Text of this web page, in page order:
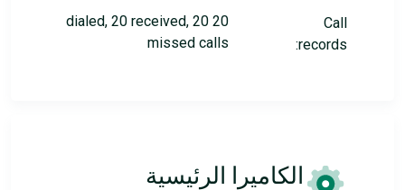
Call
records:
20 dialed, 20 received, 20
missed calls
الكاميرا الرئيسية